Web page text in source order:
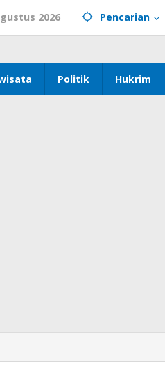
2026 Pencarian
Politik Hukrim